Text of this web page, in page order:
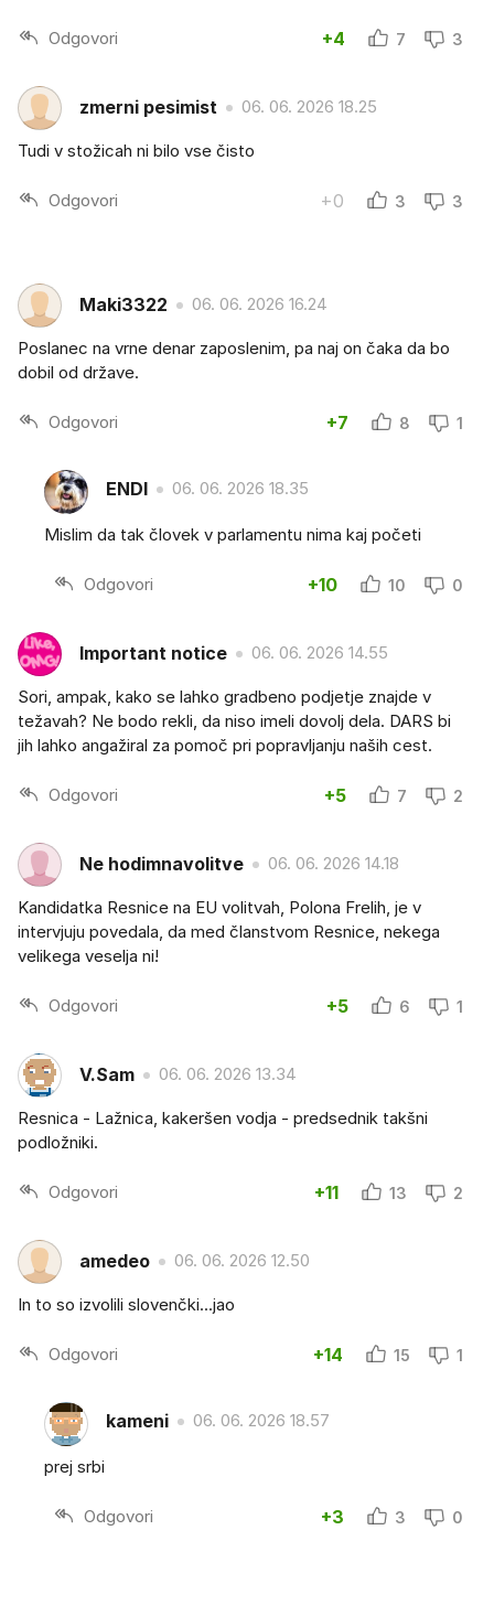
Odgovori +4 7 3
zmerni pesimist 06. 06. 2026 18.25
Tudi v stožicah ni bilo vse čisto
Odgovori +0 3 3
Maki3322 06. 06. 2026 16.24
Poslanec na vrne denar zaposlenim, pa naj on čaka da bo
dobil od države.
Odgovori +7 8 1
ENDI 06. 06. 2026 18.35
Mislim da tak človek v parlamentu nima kaj početi
Odgovori +10 10 0
Important notice 06. 06. 2026 14.55
Sori, ampak, kako se lahko gradbeno podjetje znajde v
težavah? Ne bodo rekli, da niso imeli dovolj dela. DARS bi
jih lahko angažiral za pomoč pri popravljanju naših cest.
Odgovori +5 7 2
Ne hodimnavolitve 06. 06. 2026 14.18
Kandidatka Resnice na EU volitvah, Polona Frelih, je v
intervjuju povedala, da med članstvom Resnice, nekega
velikega veselja ni!
Odgovori +5 6 1
V.Sam 06. 06. 2026 13.34
Resnica - Lažnica, kakeršen vodja - predsednik takšni
podložniki.
Odgovori +11 13 2
amedeo 06. 06. 2026 12.50
In to so izvolili slovenčki...jao
Odgovori +14 15 1
kameni 06. 06. 2026 18.57
prej srbi
Odgovori +3 3 0